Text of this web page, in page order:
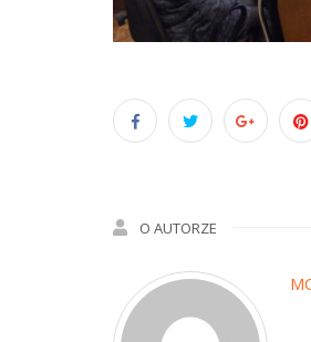
O AUTORZE